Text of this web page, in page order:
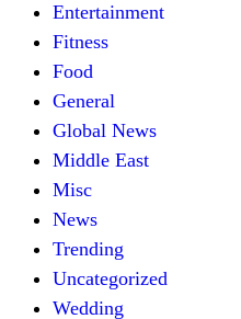
Entertainment
Fitness
Food
General
Global News
Middle East
Misc
News
Trending
Uncategorized
Wedding